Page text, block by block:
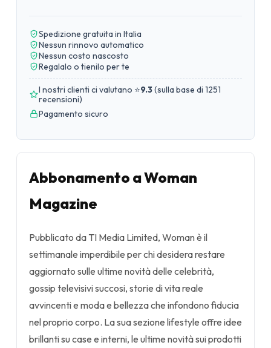
Spedizione gratuita in Italia
Nessun rinnovo automatico
Nessun costo nascosto
Regalalo o tienilo per te
I nostri clienti ci valutano ⭐9.3(sulla base di 1251
recensioni)
Pagamento sicuro
Abbonamento a Woman
Magazine
Pubblicato da TI Media Limited, Woman è il
settimanale imperdibile per chi desidera restare
aggiornato sulle ultime novità delle celebrità,
gossip televisivi succosi, storie di vita reale
avvincenti e moda e bellezza che infondono fiducia
nel proprio corpo. La sua sezione lifestyle offre idee
brillanti su case e interni, le ultime novità sui prodotti